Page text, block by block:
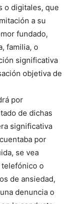
o digitales, que
a su
fundado,
familia, o
significativa
objetiva de
por
de dichas
significativa
por
se vea
o
de ansiedad,
denuncia o